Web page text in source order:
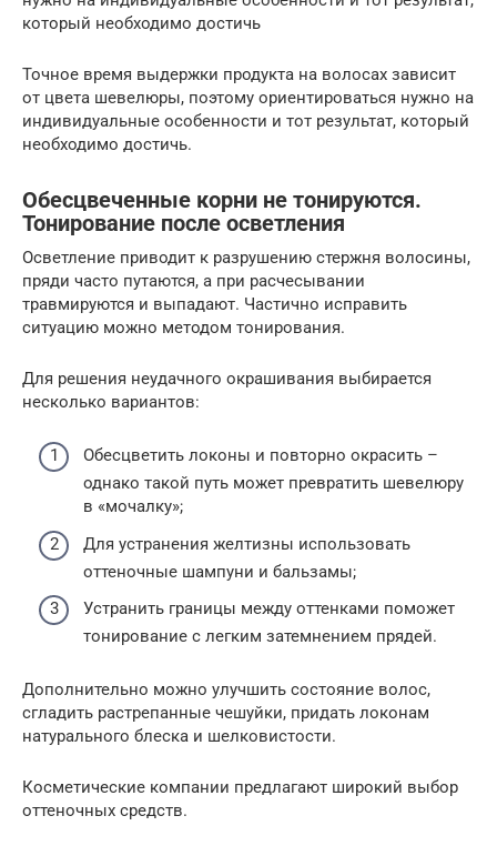
который необходимо достичь
Точное время выдержки продукта на волосах зависит
от цвета шевелюры, поэтому ориентироваться нужно на
индивидуальные особенности и тот результат, который
необходимо достичь.
Обесцвеченные корни не тонируются.
Тонирование после осветления
Осветление приводит к разрушению стержня волосины,
пряди часто путаются, а при расчесывании
травмируются и выпадают. Частично исправить
ситуацию можно методом тонирования.
Для решения неудачного окрашивания выбирается
несколько вариантов:
Обесцветить локоны и повторно окрасить –
однако такой путь может превратить шевелюру
в «мочалку»;
Для устранения желтизны использовать
оттеночные шампуни и бальзамы;
Устранить границы между оттенками поможет
тонирование с легким затемнением прядей.
Дополнительно можно улучшить состояние волос,
сгладить растрепанные чешуйки, придать локонам
натурального блеска и шелковистости.
Косметические компании предлагают широкий выбор
оттеночных средств.